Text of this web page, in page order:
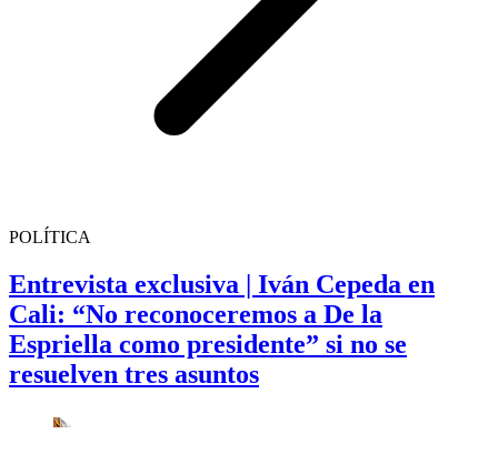
POLÍTICA
Entrevista exclusiva | Iván Cepeda en
Cali: “No reconoceremos a De la
Espriella como presidente” si no se
resuelven tres asuntos